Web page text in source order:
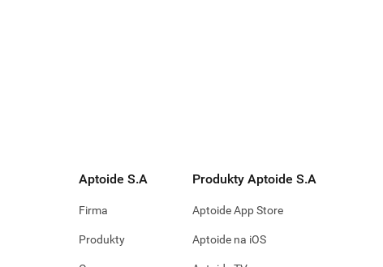
Aptoide S.A
Firma
Produkty
Produkty Aptoide S.A
Aptoide App Store
Aptoide na iOS